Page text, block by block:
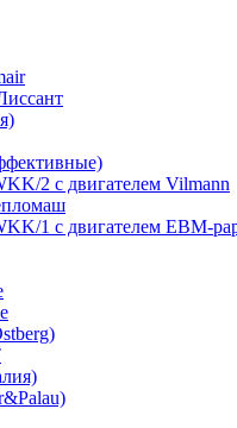
2 с двигателем Vilmann
1 с двигателем EBM-